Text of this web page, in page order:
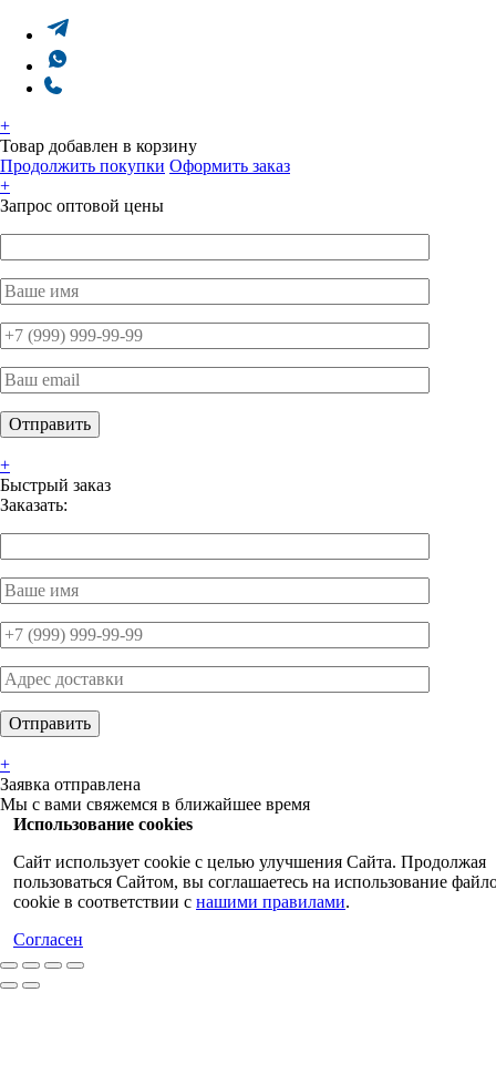
+
Товар добавлен в корзину
Продолжить покупки Оформить заказ
+
Запрос оптовой цены
+
Быстрый заказ
Заказать:
+
Заявка отправлена
Мы с вами свяжемся в ближайшее время
Использование cookies
Сайт использует cookie с целью улучшения Сайта. Продолжая
пользоваться Сайтом, вы соглашаетесь на использование
cookie в соответствии с нашими правилами.
Согласен